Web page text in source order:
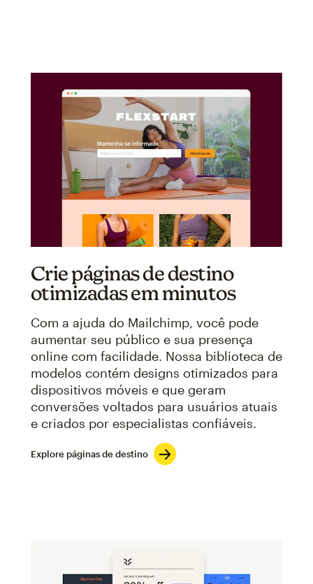
Crie páginas de destino
otimizadas em minutos
Com a ajuda do Mailchimp, você pode
aumentar seu público e sua presença
online com facilidade. Nossa biblioteca de
modelos contém designs otimizados para
dispositivos móveis e que geram
conversões voltados para usuários atuais
e criados por especialistas confiáveis.
Explore páginas de destino